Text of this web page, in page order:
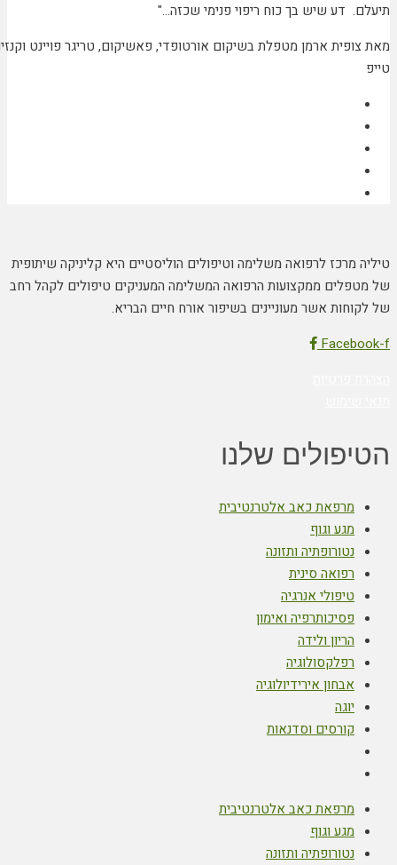
תיעלם. דע שיש בך כוח ריפוי פנימי שכזה…"
מאת צופית ארמן מטפלת בשיקום אורטופדי, פאשיקום, טריגר פויינט וקנזיו
טייפ
טיליה מרכז לרפואה משלימה וטיפולים הוליסטיים היא קליניקה שיתופית
של מטפלים ממקצועות הרפואה המשלימה המעניקים טיפולים לקהל רחב
של לקוחות אשר מעוניינים בשיפור אורח חיים הבריא.
Facebook-f
הטיפולים שלנו
מרפאת כאב אלטרנטיבית
מגע וגוף
נטורופתיה ותזונה
רפואה סינית
טיפולי אנרגיה
פסיכותרפיה ואימון
הריון ולידה
רפלקסולוגיה
אבחון אירידיולוגיה
יוגה
קורסים וסדנאות
מרפאת כאב אלטרנטיבית
מגע וגוף
נטורופתיה ותזונה